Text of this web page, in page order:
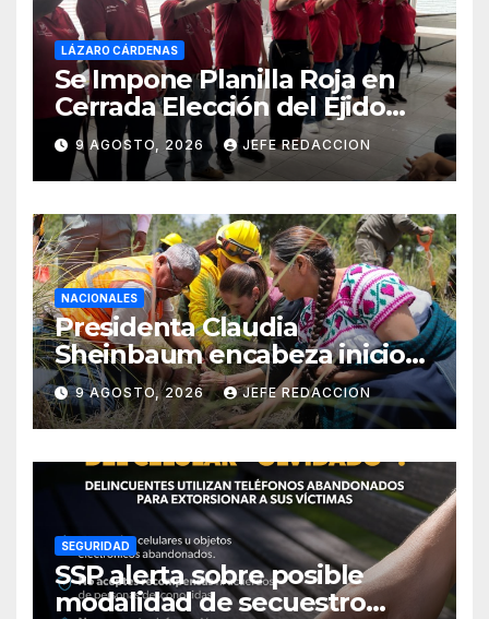
LÁZARO CÁRDENAS
Se Impone Planilla Roja en
Cerrada Elección del Ejido
Melchor Ocampo en Lázaro
Cárdenas
9 AGOSTO, 2026 JEFE REDACCION
NACIONALES
Presidenta Claudia
Sheinbaum encabeza inicio
de la Jornada Nacional de
Reforestación 2026
9 AGOSTO, 2026 JEFE REDACCION
SEGURIDAD
SSP alerta sobre posible
modalidad de secuestro